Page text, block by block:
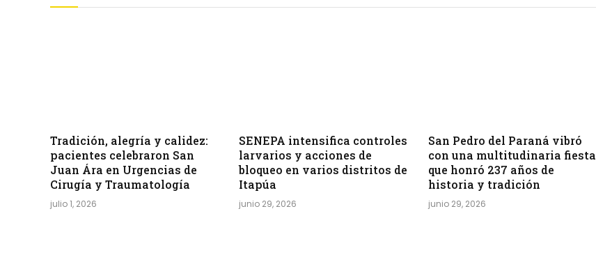
Tradición, alegría y calidez:
pacientes celebraron San
Juan Ára en Urgencias de
Cirugía y Traumatología
julio 1, 2026
SENEPA intensifica controles
larvarios y acciones de
bloqueo en varios distritos de
Itapúa
junio 29, 2026
San Pedro del Paraná vibró
con una multitudinaria fiesta
que honró 237 años de
historia y tradición
junio 29, 2026